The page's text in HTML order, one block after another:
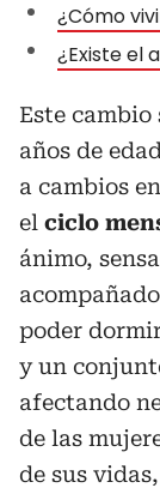
¿Cómo
¿Existe el
Este cambio
años de
a cambios
el ciclo
ánimo,
poder
y un
afectando
de las
de sus